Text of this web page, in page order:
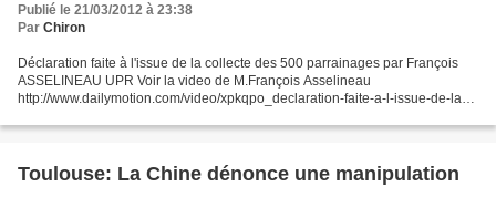
Publié le 21/03/2012 à 23:38
Par Chiron
Déclaration faite à l'issue de la collecte des 500 parrainages par François
ASSELINEAU UPR Voir la video de M.François Asselineau
http://www.dailymotion.com/video/xpkqpo_declaration-faite-a-l-issue-de-la-
start=0#from=embediframe...
Toulouse: La Chine dénonce une manipulation